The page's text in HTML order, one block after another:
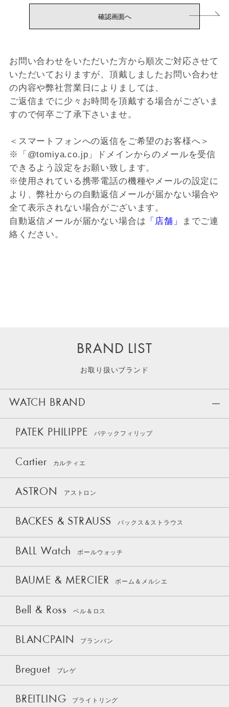
お問い合わせをいただいた方から順次ご対応させて
いただいておりますが、頂戴しましたお問い合わせ
の内容や弊社営業日によりましては、
ご返信までに少々お時間を頂戴する場合がございま
すので何卒ご了承下さいませ。
＜スマートフォンへの返信をご希望のお客様へ＞
※「@tomiya.co.jp」ドメインからのメールを受信
できるよう設定をお願い致します。
※使用されている携帯電話の機種やメールの設定に
より、弊社からの自動返信メールが届かない場合や
全て表示されない場合がございます。
自動返信メールが届かない場合は 「店舗」
までご連
絡ください。
BRAND LIST
お取り扱いブランド
WATCH BRAND
PATEK PHILIPPE パテックフィリップ
Cartier カルティエ
ASTRON アストロン
BACKES & STRAUSS バックス＆ストラウス
BALL Watch ボールウォッチ
BAUME & MERCIER ボーム＆メルシエ
Bell & Ross ベル＆ロス
BLANCPAIN ブランパン
Breguet ブレゲ
BREITLING ブライトリング